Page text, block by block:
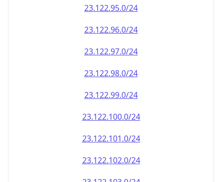
23.122.97.0/24
23.122.98.0/24
23.122.99.0/24
23.122.100.0/24
23.122.101.0/24
23.122.102.0/24
23.122.103.0/24
23.122.104.0/24